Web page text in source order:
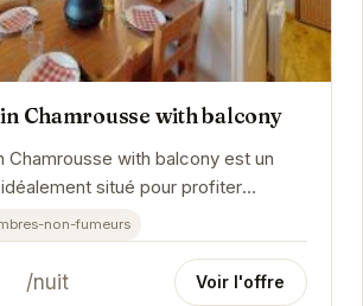
Chamrousse with balcony
Chamrousse with balcony est un
situé pour profiter
activités de montagne. Avec son
non-fumeurs
/nuit Voir l'offre